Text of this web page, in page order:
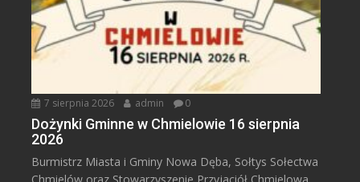
7 sierpnia 2026 admin 0
Dożynki Gminne w Chmielowie 16 sierpnia
2026
Burmistrz Miasta i Gminy Nowa Dęba, Sołtys Sołectwa